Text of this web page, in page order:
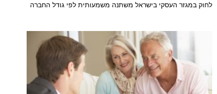
לחוק במגזר העסקי בישראל משתנה משמעותית לפי גודל החברה